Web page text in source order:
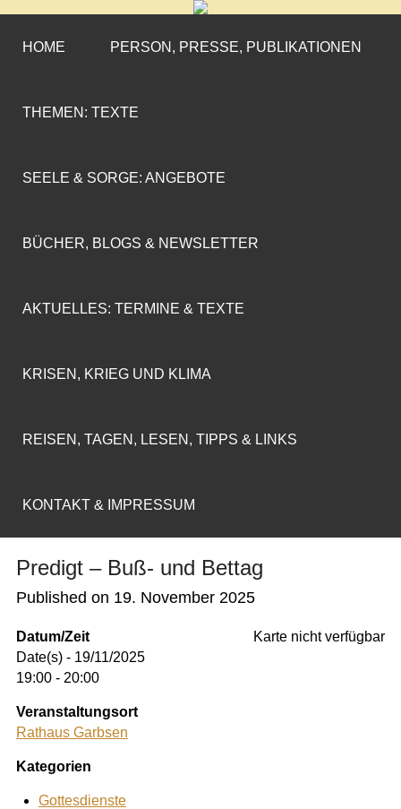
CORNELIA COENEN-
MARX
»ENGAGEMENT MIT PROFIL«
HOME PERSON, PRESSE, PUBLIKATIONEN
THEMEN: TEXTE
SEELE & SORGE: ANGEBOTE
BÜCHER, BLOGS & NEWSLETTER
AKTUELLES: TERMINE & TEXTE
KRISEN, KRIEG UND KLIMA
REISEN, TAGEN, LESEN, TIPPS & LINKS
KONTAKT & IMPRESSUM
Predigt – Buß- und Bettag
Published on 19. November 2025
Karte nicht verfügbar
Datum/Zeit
Date(s) - 19/11/2025
19:00 - 20:00
Veranstaltungsort
Rathaus Garbsen
Kategorien
Gottesdienste